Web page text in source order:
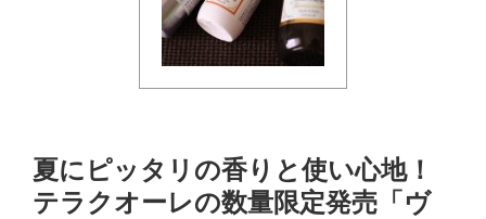
夏にピッタリの香りと使い心地！
テラクオーレの数量限定発売「ヴ